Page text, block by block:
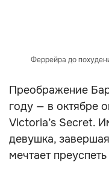
Феррейра до
Преображение
году — в октябре
Victoria’s Secret.
девушка,
мечтает